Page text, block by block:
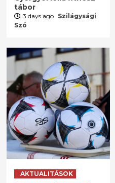
tábor
3 days ago Szilágysági
Szó
AKTUALITÁSOK